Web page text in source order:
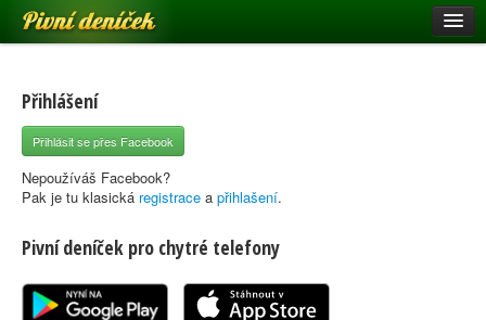
Pivní deníček
Pivní mapa
Pivní značky
Nápověda
Registrace
Přihlášení
Přihlásit se přes Facebook
Nepoužíváš Facebook?
Pak je tu klasická registrace a přihlašení.
Pivní deníček pro chytré telefony